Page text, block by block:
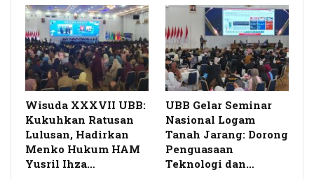
Wisuda XXXVII UBB:
Kukuhkan Ratusan
Lulusan, Hadirkan
Menko Hukum HAM
Yusril Ihza…
UBB Gelar Seminar
Nasional Logam
Tanah Jarang: Dorong
Penguasaan
Teknologi dan…